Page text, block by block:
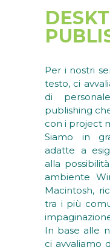
Per i nostri
testo, ci
di
publishing
con i project
Siamo in
adatte a
alla
ambiente
Macintosh,
tra i più
In base alle
ci avvaliamo